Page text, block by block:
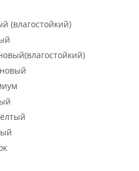
(влагостойкий)